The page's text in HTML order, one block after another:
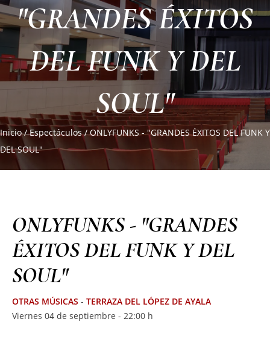
"GRANDES ÉXITOS
DEL FUNK Y DEL
SOUL"
Inicio /Espectáculos /ONLYFUNKS - "GRANDES ÉXITOS DEL FUNK Y
DEL SOUL"
ONLYFUNKS - "GRANDES
ÉXITOS DEL FUNK Y DEL
SOUL"
OTRAS MÚSICAS - TERRAZA DEL LÓPEZ DE AYALA
Viernes 04 de septiembre - 22:00 h